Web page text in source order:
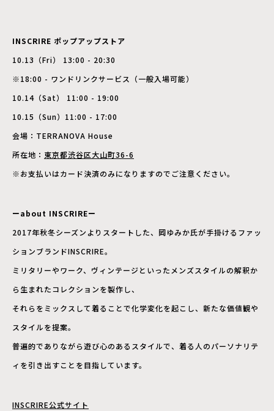
INSCRIRE ポップアップストア
10.13（Fri） 13:00 - 20:30
※18:00 - ワンドリンクサービス（一般入場可能）
10.14（Sat） 11:00 - 19:00
10.15（Sun）11:00 - 17:00
会場：TERRANOVA House
所在地： 東京都渋谷区大山町36-6
※お支払いはカード決済のみになりますのでご注意ください。
ーabout INSCRIREー
2017年秋冬シーズンよりスタートした、岡ゆみか氏が手掛けるファッ
ションブランドINSCRIRE。
ミリタリーやワーク、ヴィンテージといったメンズスタイルの解釈か
ら生まれたコレクションを製作し、
それらをミックスして着ることで化学変化を起こし、新たな価値観や
スタイルを提案。
普遍的でありながら遊び心のあるスタイルで、着る人のパーソナリテ
ィを引き出すことを目指しています。
INSCRIRE公式サイト